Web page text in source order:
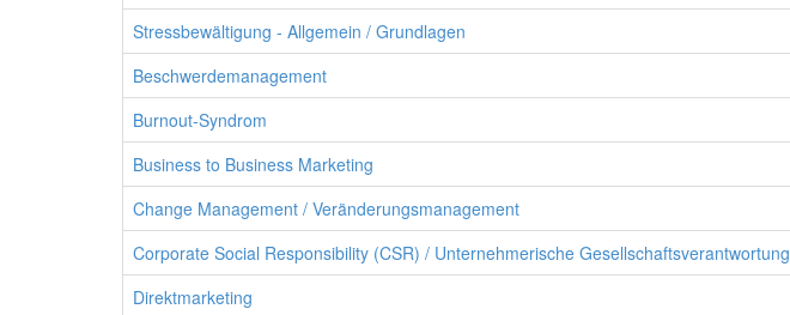
Stressbewältigung - Allgemein / Grundlagen
Beschwerdemanagement
Burnout-Syndrom
Business to Business Marketing
Change Management / Veränderungsmanagement
Corporate Social Responsibility (CSR) / Unternehmerische Gesellschaftsverantwortung
Direktmarketing